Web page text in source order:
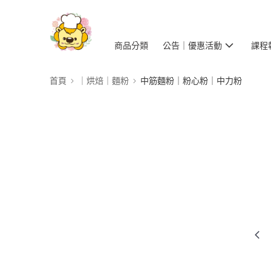
商品分類 公告｜優惠活動 課程
首頁 ｜烘焙｜麵粉 中筋麵粉｜粉心粉｜中力粉